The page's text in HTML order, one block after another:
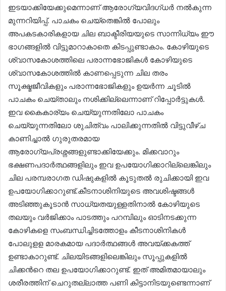
ഇടയാക്കിയേക്കുമെന്നാണ് ആരോഗ്യവിദഗ്ധർ നൽകുന്ന
മുന്നറിയിപ്പ്. പാചകം ചെയ്തെങ്കിൽ പോലും
അപകടകാരികളായ ചില ബാക്ടീരിയയുടെ സാന്നിധ്യം ഈ
ഭാഗങ്ങളിൽ വിട്ടുമാറാകാതെ കിടപ്പുണ്ടാകാം. കോഴിയുടെ
ശ്വാസകോശത്തിലെ പരാന്നഭോജികൾ കോഴിയുടെ
ശ്വാസകോശത്തിൽ കാണപ്പെടുന്ന ചില തരം
സൂക്ഷ്മജീവികളും പരാന്നഭോജികളും ഉയർന്ന ചൂടിൽ
പാചകം ചെയ്താലും നശിക്കില്ലെന്നാണ് റിപ്പോർട്ടുകൾ.
ഇവ കൈകാര്യം ചെയ്യുന്നതിലോ പാചകം
ചെയ്യുന്നതിലോ ശുചിത്വം പാലിക്കുന്നതിൽ വിട്ടുവീഴ്ച
കാണിച്ചാൽ ഗുരുതരമായ
ആരോഗ്യപ്രശ്നങ്ങളുണ്ടാക്കിയേക്കും. മിക്കവാറും
ഭക്ഷണപദാർത്ഥങ്ങളിലും ഇവ ഉപയോഗിക്കാറില്ലെങ്കിലും
ചില പരമ്പരാഗത ഡിഷുകളിൽ കൂടുതൽ രുചിക്കായി ഇവ
ഉപയോഗിക്കാറുണ്ട്.കീടനാശിനിയുടെ അവശിഷ്ടങ്ങൾ
അടിഞ്ഞുകൂടാൻ സാധ്യതയുള്ളതിനാൽ കോഴിയുടെ
തലയും വർജിക്കാം പാടത്തും പറമ്പിലും ഓടിനടക്കുന്ന
കോഴികളെ സംബന്ധിച്ചിടത്തോളം കീടനാശിനികൾ
പോലുളള മാരകമായ പദാർത്ഥങ്ങൾ അവയ്ക്കകത്ത്
ഉണ്ടാകാറുണ്ട്. ചിലയിടങ്ങളിലെങ്കിലും സൂപ്പുകളിൽ
ചിക്കന്‍റെ തല ഉപയോഗിക്കാറുണ്ട്. ഇത് അമിതമായാലും
ശരീരത്തിന് ചെറുതല്ലാത്ത പണി കിട്ടാനിടയുണ്ടെന്നാണ്